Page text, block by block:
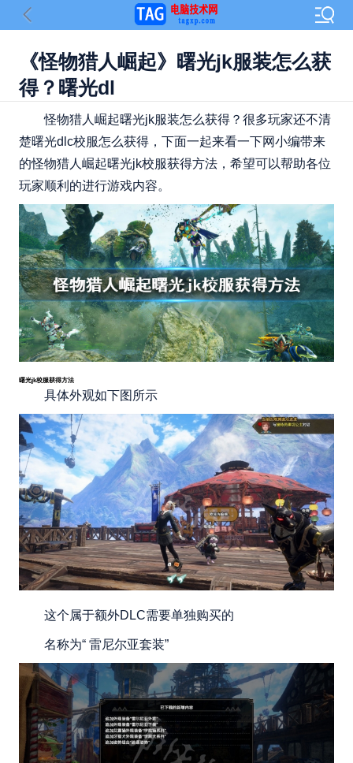
《怪物猎人崛起》曙光jk服装怎么获
得？曙光dl
怪物猎人崛起曙光jk服装怎么获得？很多玩家还不清
楚曙光dlc校服怎么获得，下面一起来看一下网小编带来
的怪物猎人崛起曙光jk校服获得方法，希望可以帮助各位
玩家顺利的进行游戏内容。
曙光jk校服获得方法
具体外观如下图所示
这个属于额外DLC需要单独购买的
名称为“ 雷尼尔亚套装”